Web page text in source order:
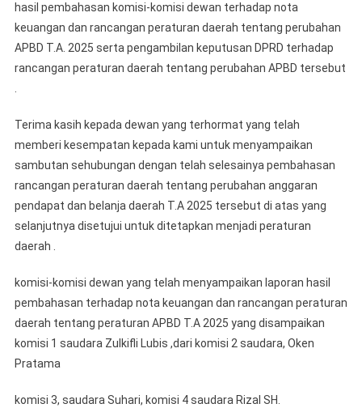
hasil pembahasan komisi-komisi dewan terhadap nota
keuangan dan rancangan peraturan daerah tentang perubahan
APBD T.A. 2025 serta pengambilan keputusan DPRD terhadap
rancangan peraturan daerah tentang perubahan APBD tersebut
.
Terima kasih kepada dewan yang terhormat yang telah
memberi kesempatan kepada kami untuk menyampaikan
sambutan sehubungan dengan telah selesainya pembahasan
rancangan peraturan daerah tentang perubahan anggaran
pendapat dan belanja daerah T.A 2025 tersebut di atas yang
selanjutnya disetujui untuk ditetapkan menjadi peraturan
daerah .
komisi-komisi dewan yang telah menyampaikan laporan hasil
pembahasan terhadap nota keuangan dan rancangan peraturan
daerah tentang peraturan APBD T.A 2025 yang disampaikan
komisi 1 saudara Zulkifli Lubis ,dari komisi 2 saudara, Oken
Pratama
komisi 3, saudara Suhari, komisi 4 saudara Rizal SH.